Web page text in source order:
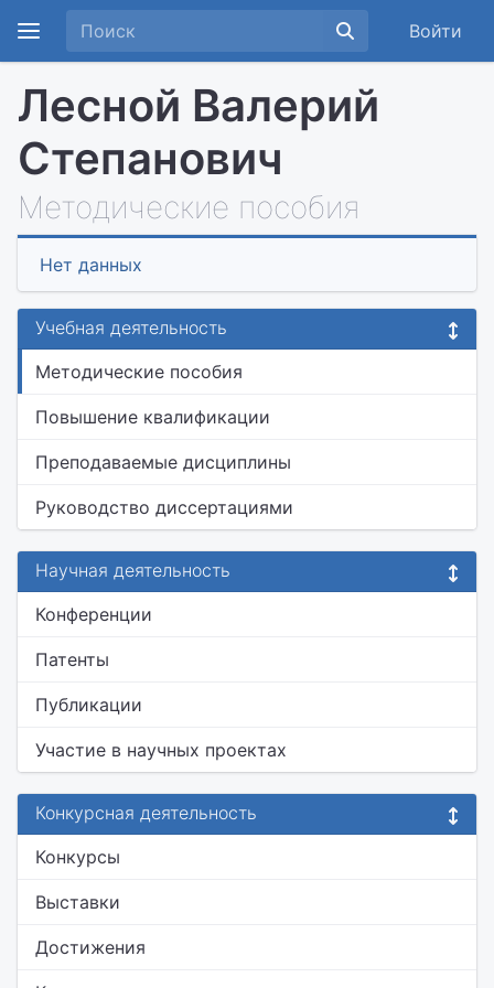
Войти
Лесной Валерий
Степанович
Методические пособия
Нет данных
Учебная деятельность
Методические пособия
Повышение квалификации
Преподаваемые дисциплины
Руководство диссертациями
Научная деятельность
Конференции
Патенты
Публикации
Участие в научных проектах
Конкурсная деятельность
Конкурсы
Выставки
Достижения